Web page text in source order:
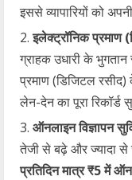
इससे व्यापारियों को
इलेक्ट्रॉनिक प्रमाण
ग्राहक उधारी के
प्रमाण (डिजिटल
लेन-देन का पूरा रिकॉर्ड
ऑनलाइन विज्ञापन
तेजी से बढ़े और ज्यादा से
प्रतिदिन मात्र ₹5 में